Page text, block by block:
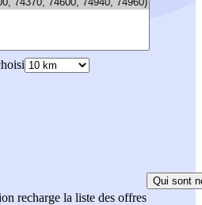
recharge la liste des offres
Qui sont